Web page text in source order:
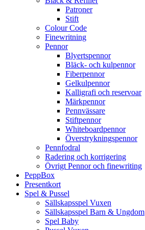
Patroner
Stift
Colour Code
Finewritning
Pennor
Blyertspennor
Bläck- och kulpennor
Fiberpennor
Gelkulpennor
Kalligrafi och reservoar
Märkpennor
Pennvässare
Stiftpennor
Whiteboardpennor
Överstrykningspennor
Pennfodral
Radering och korrigering
Övrigt Pennor och finewriting
PeppBox
Presentkort
Spel & Pussel
Sällskapsspel Vuxen
Sällskapsspel Barn & Ungdom
Spel Baby